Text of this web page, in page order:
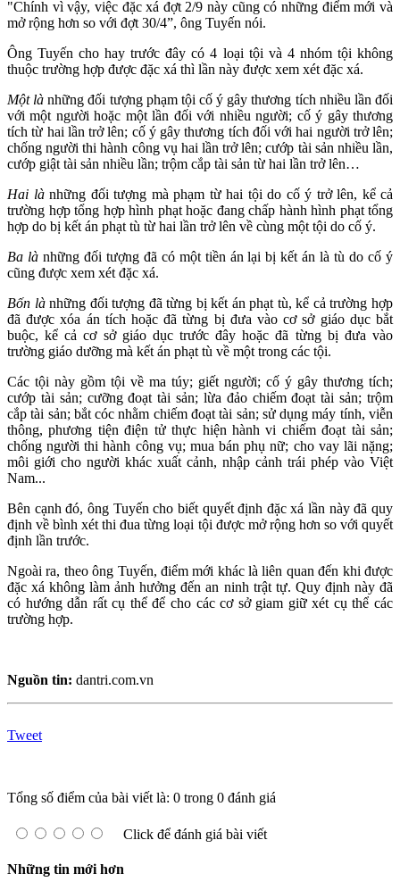
"Chính vì vậy, việc đặc xá đợt 2/9 này cũng có những điểm mới và
mở rộng hơn so với đợt 30/4”, ông Tuyến nói.
Ông Tuyến cho hay trước đây có 4 loại tội và 4 nhóm tội không
thuộc trường hợp được đặc xá thì lần này được xem xét đặc xá.
Một là những đối tượng phạm tội cố ý gây thương tích nhiều lần đối
với một người hoặc một lần đối với nhiều người; cố ý gây thương
tích từ hai lần trở lên; cố ý gây thương tích đối với hai người trở lên;
chống người thi hành công vụ hai lần trở lên; cướp tài sản nhiều lần,
cướp giật tài sản nhiều lần; trộm cắp tài sản từ hai lần trở lên…
Hai lànhững đối tượng mà phạm từ hai tội do cố ý trở lên, kể cả
trường hợp tổng hợp hình phạt hoặc đang chấp hành hình phạt tổng
hợp do bị kết án phạt tù từ hai lần trở lên về cùng một tội do cố ý.
Ba lànhững đối tượng đã có một tiền án lại bị kết án là tù do cố ý
cũng được xem xét đặc xá.
Bốn lànhững đối tượng đã từng bị kết án phạt tù, kể cả trường hợp
đã được xóa án tích hoặc đã từng bị đưa vào cơ sở giáo dục bắt
buộc, kể cả cơ sở giáo dục trước đây hoặc đã từng bị đưa vào
trường giáo dưỡng mà kết án phạt tù về một trong các tội.
Các tội này gồm tội về ma túy; giết người; cố ý gây thương tích;
cướp tài sản; cưỡng đoạt tài sản; lừa đảo chiếm đoạt tài sản; trộm
cắp tài sản; bắt cóc nhằm chiếm đoạt tài sản; sử dụng máy tính, viễn
thông, phương tiện điện tử thực hiện hành vi chiếm đoạt tài sản;
chống người thi hành công vụ; mua bán phụ nữ; cho vay lãi nặng;
môi giới cho người khác xuất cảnh, nhập cảnh trái phép vào Việt
Nam...
Bên cạnh đó, ông Tuyến cho biết quyết định đặc xá lần này đã quy
định về bình xét thi đua từng loại tội được mở rộng hơn so với quyết
định lần trước.
Ngoài ra, theo ông Tuyến, điểm mới khác là liên quan đến khi được
đặc xá không làm ảnh hưởng đến an ninh trật tự. Quy định này đã
có hướng dẫn rất cụ thể để cho các cơ sở giam giữ xét cụ thể các
trường hợp.
Nguồn tin: dantri.com.vn
Tweet
Tổng số điểm của bài viết là: 0 trong 0 đánh giá
Click để đánh giá bài viết
Những tin mới hơn